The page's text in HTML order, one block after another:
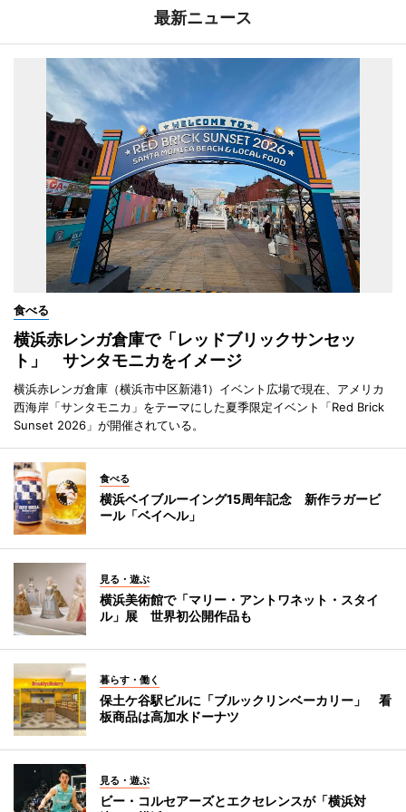
最新ニュース
食べる
横浜赤レンガ倉庫で「レッドブリックサンセッ
ト」 サンタモニカをイメージ
横浜赤レンガ倉庫（横浜市中区新港1）イベント広場で現在、アメリカ
西海岸「サンタモニカ」をテーマにした夏季限定イベント「Red Brick
Sunset 2026」が開催されている。
食べる
横浜ベイブルーイング15周年記念 新作ラガービ
ール「ベイヘル」
見る・遊ぶ
横浜美術館で「マリー・アントワネット・スタイ
ル」展 世界初公開作品も
暮らす・働く
保土ケ谷駅ビルに「ブルックリンベーカリー」 看
板商品は高加水ドーナツ
見る・遊ぶ
ビー・コルセアーズとエクセレンスが「横浜対